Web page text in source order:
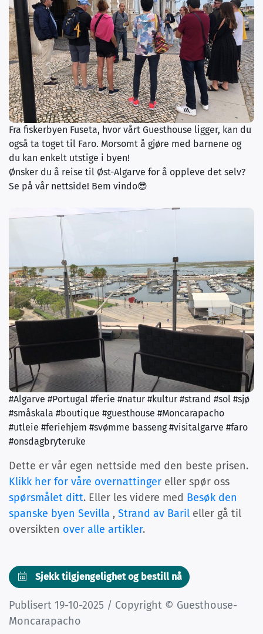
Fra fiskerbyen Fuseta, hvor vårt Guesthouse ligger, kan du
også ta toget til Faro. Morsomt å gjøre med barnene og
du kan enkelt utstige i byen!
Ønsker du å reise til Øst-Algarve for å oppleve det selv?
Se på vår nettside! Bem vindo😎
#Algarve #Portugal #ferie #natur #kultur #strand #sol #sjø
#småskala #boutique #guesthouse #Moncarapacho
#utleie #feriehjem #svømme basseng #visitalgarve #faro
#onsdagbryteruke
Dette er vår egen nettside med den beste prisen.
Klikk her for våre overnattinger eller spør oss
spørsmålet ditt. Eller les videre med Besøk den
spanske byen Sevilla , Strand av Baril eller gå til
oversikten over alle artikler.
Sjekk tilgjengelighet og bestill nå
Publisert 19-10-2025 / Copyright © Guesthouse-
Moncarapacho